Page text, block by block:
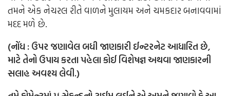
તમને એક નેચરલ રીતે વાળને મુલાયમ અને ચમકદાર બનાવવામાં
મદદ મળે છે.
(નોંધ : ઉપર જણાવેલ બધી જાણકારી ઈન્ટરનેટ આધારિત છે,
માટે તેનો ઉપાય કરતા પહેલા કોઈ વિશેષજ્ઞ અથવા જાણકારની
સલાહ અવશ્ય લેવી.)